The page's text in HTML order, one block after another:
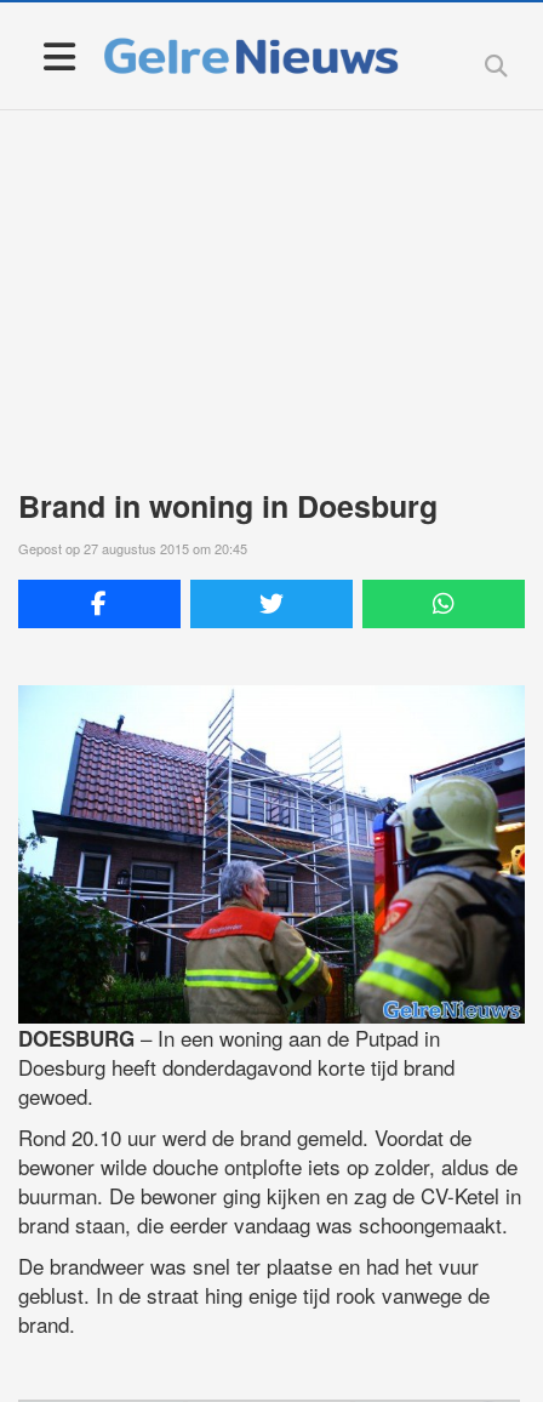
Brand in woning in Doesburg
Gepost op 27 augustus 2015 om 20:45
DOESBURG – In een woning aan de Putpad in
Doesburg heeft donderdagavond korte tijd brand
gewoed.
Rond 20.10 uur werd de brand gemeld. Voordat de
bewoner wilde douche ontplofte iets op zolder, aldus de
buurman. De bewoner ging kijken en zag de CV-Ketel in
brand staan, die eerder vandaag was schoongemaakt.
De brandweer was snel ter plaatse en had het vuur
geblust. In de straat hing enige tijd rook vanwege de
brand.